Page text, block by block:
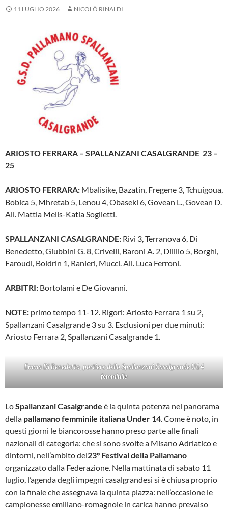
11 LUGLIO 2026 NICOLÒ RINALDI
ARIOSTO FERRARA – SPALLANZANI CASALGRANDE 23 –
25
ARIOSTO FERRARA: Mbalisike, Bazatin, Fregene 3, Tchuigoua,
Bobica 5, Mhretab 5, Lenou 4, Obaseki 6, Govean L., Govean D.
All. Mattia Melis-Katia Soglietti.
SPALLANZANI CASALGRANDE: Rivi 3, Terranova 6, Di
Benedetto, Giubbini G. 8, Crivelli, Baroni A. 2, Dilillo 5, Borghi,
Faroudi, Boldrin 1, Ranieri, Mucci. All. Luca Ferroni.
ARBITRI: Bortolami e De Giovanni.
NOTE: primo tempo 11-12. Rigori: Ariosto Ferrara 1 su 2,
Spallanzani Casalgrande 3 su 3. Esclusioni per due minuti:
Ariosto Ferrara 2, Spallanzani Casalgrande 1.
Emma Di Benedetto, portiere dello Spallanzani Casalgrande U14
femminile
LoSpallanzani Casalgrande è la quinta potenza nel panorama
della pallamano femminile italiana Under 14. Come è noto, in
questi giorni le biancorosse hanno preso parte alle finali
nazionali di categoria: che si sono svolte a Misano Adriatico e
dintorni, nell’ambito del23° Festival della Pallamano
organizzato dalla Federazione. Nella mattinata di sabato 11
luglio, l’agenda degli impegni casalgrandesi si è chiusa proprio
con la finale che assegnava la quinta piazza: nell’occasione le
campionesse emiliano-romagnole in carica hanno prevalso